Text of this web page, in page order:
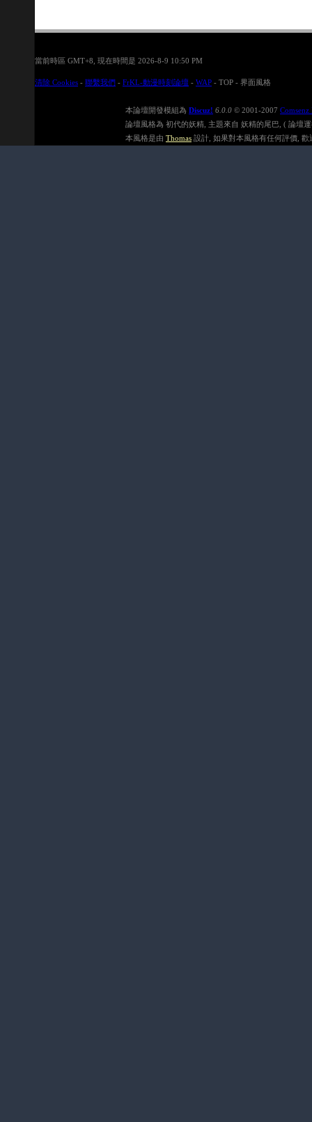
當前時區 GMT+8, 現在時間是 2026-8-9 10:50 PM
清除 Cookies - 聯繫我們 - FrKL-動漫時刻論壇 - WAP - TOP - 界面風格
本論壇開發模組為 Discuz! 6.0.0 © 2001-2007 Comsenz
論壇風格為 初代的妖精, 主題來自 妖精的尾巴, ( 論壇
本風格是由 Thomas 設計, 如果對本風格有任何評價,